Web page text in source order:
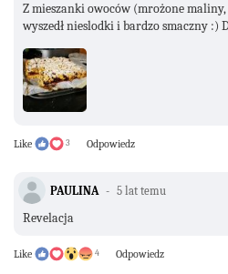
Z mieszanki owoców (mrożone
wyszedł nieslodki i bardzo smaczny :)
Like 3 Odpowiedz
PAULINA 5 lat temu
Revelacja
Like 4 Odpowiedz